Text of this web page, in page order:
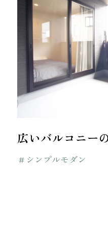
広いバルコニー
＃シンプルモダン